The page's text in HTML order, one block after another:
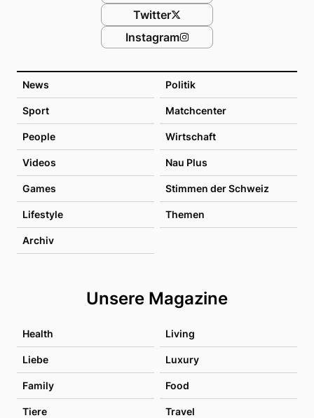
News Politik
Sport Matchcenter
People Wirtschaft
Videos Nau Plus
Games Stimmen der Schweiz
Lifestyle Themen
Archiv
Unsere Magazine
Health Living
Liebe Luxury
Family Food
Tiere Travel
Twitter
Instagram